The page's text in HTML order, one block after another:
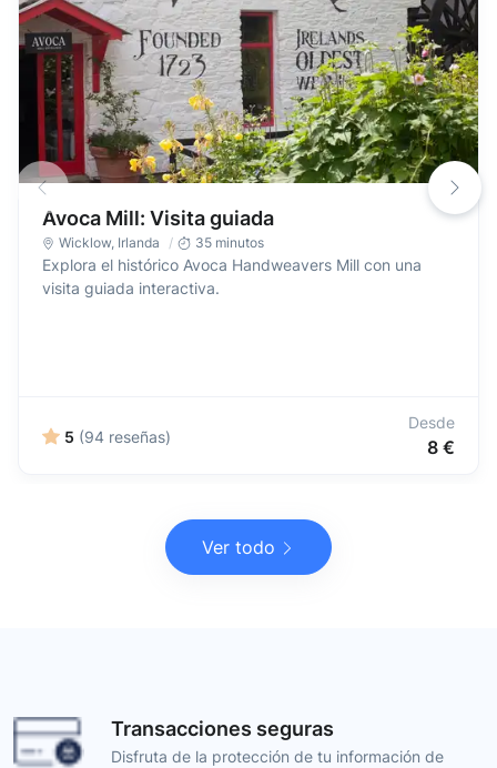
Avoca Mill: Visita guiada
Wicklow, Irlanda 35 minutos
Explora el histórico Avoca Handweavers Mill con una
visita guiada interactiva.
5 (94 reseñas)
Desde
8 €
Ver todo
Transacciones seguras
Disfruta de la protección de tu información de